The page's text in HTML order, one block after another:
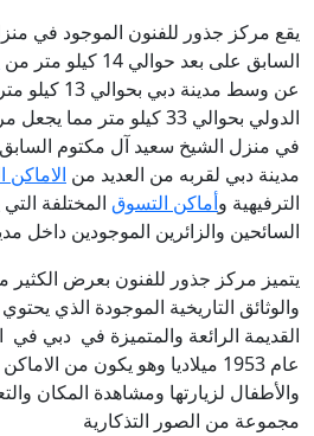
يقع مركز جذور للفنون الموجود في
السابق على بعد حوالي 14 كيلو متر من
عن وسط مدينة
الدولي بحوالي 33 كيلو متر
في منزل الشيخ سعيد آل مكتوم السابق
مدينة دبي لقربه من العديد من الاماكن
الترفيهية وأماكن التسوق المختلفة
السائحين والزائرين الموجودين داخل
يتميز مركز جذور للفنون بعرض
والوثائق التاريخية الموجودة الذي
عام 1953 ميلاديا وهو يكون من
والأطفال لزيارتها ومشاهدة المكان
مجموعة من الصور التذكارية